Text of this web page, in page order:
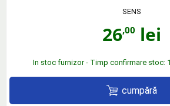
SENS
26,00 lei
In stoc furnizor - Timp confirmare stoc:
cumpără